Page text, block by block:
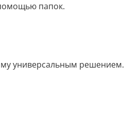
папок.
универсальным решением.